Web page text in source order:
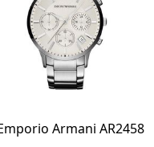
Armani AR2458